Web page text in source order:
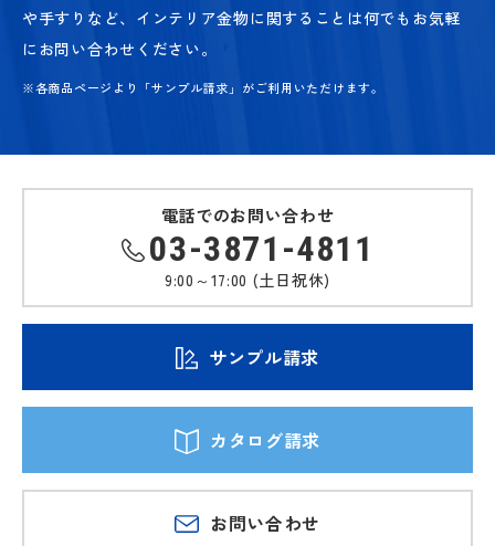
や手すりなど、 インテリア金物に関することは何でもお気軽
にお問い合わせください。
※各商品ページより「サンプル請求」がご利用いただけます。
電話でのお問い合わせ
03-3871-4811
9:00～17:00 (土日祝休)
サンプル請求
カタログ請求
お問い合わせ